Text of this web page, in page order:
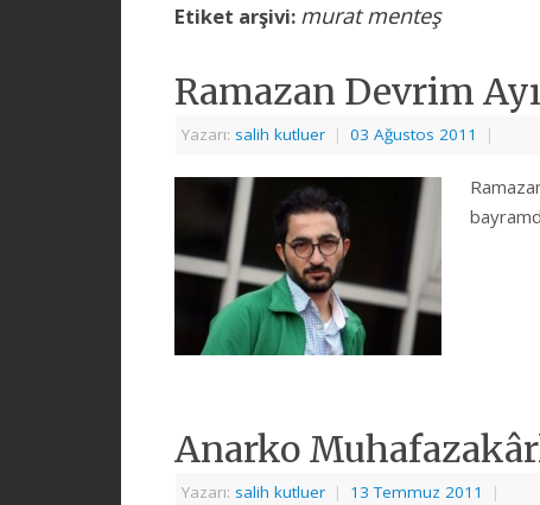
Etiket arşivi: murat menteş
Ramazan Devrim
Yazarı: salih kutluer | 03 Ağustos 2011 |
Anarko
Yazarı: salih kutluer | 13 Temmuz 2011 |